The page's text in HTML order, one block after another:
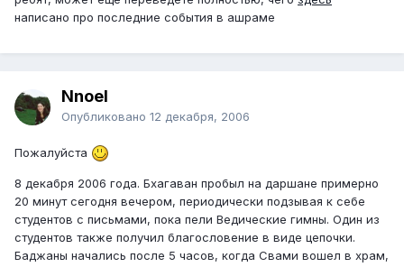
написано про последние события в ашраме
Nnoel
Опубликовано 12 декабря, 2006
Пожалуйста
8 декабря 2006 года. Бхагаван пробыл на даршане примерно
20 минут сегодня вечером, периодически подзывая к себе
студентов с письмами, пока пели Ведические гимны. Один из
студентов также получил благословение в виде цепочки.
Баджаны начались после 5 часов, когда Свами вошел в храм,